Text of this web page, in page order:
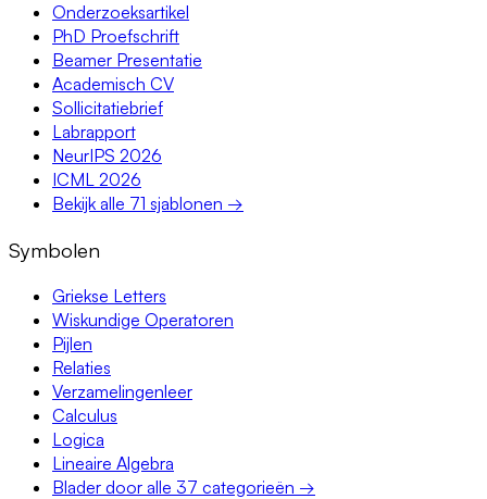
Onderzoeksartikel
PhD Proefschrift
Beamer Presentatie
Academisch CV
Sollicitatiebrief
Labrapport
NeurIPS 2026
ICML 2026
Bekijk alle 71 sjablonen →
Symbolen
Griekse Letters
Wiskundige Operatoren
Pijlen
Relaties
Verzamelingenleer
Calculus
Logica
Lineaire Algebra
Blader door alle 37 categorieën →